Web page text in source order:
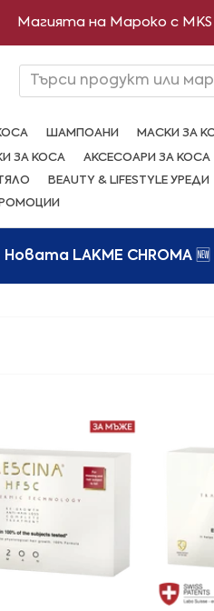
Новата LAKME CHROMA🆕
Магията на Мароко с MKS
Търси продукт или
ШАМПОАНИ МАСКИ ЗА
ЗА КОСА АКСЕСОАРИ ЗА КОСА
BEAUTY & LIFESTYLE УРЕДИ